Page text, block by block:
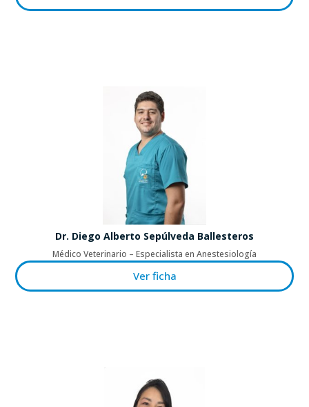
Dr. Diego Alberto Sepúlveda Ballesteros
Médico Veterinario – Especialista en Anestesiología
Ver ficha